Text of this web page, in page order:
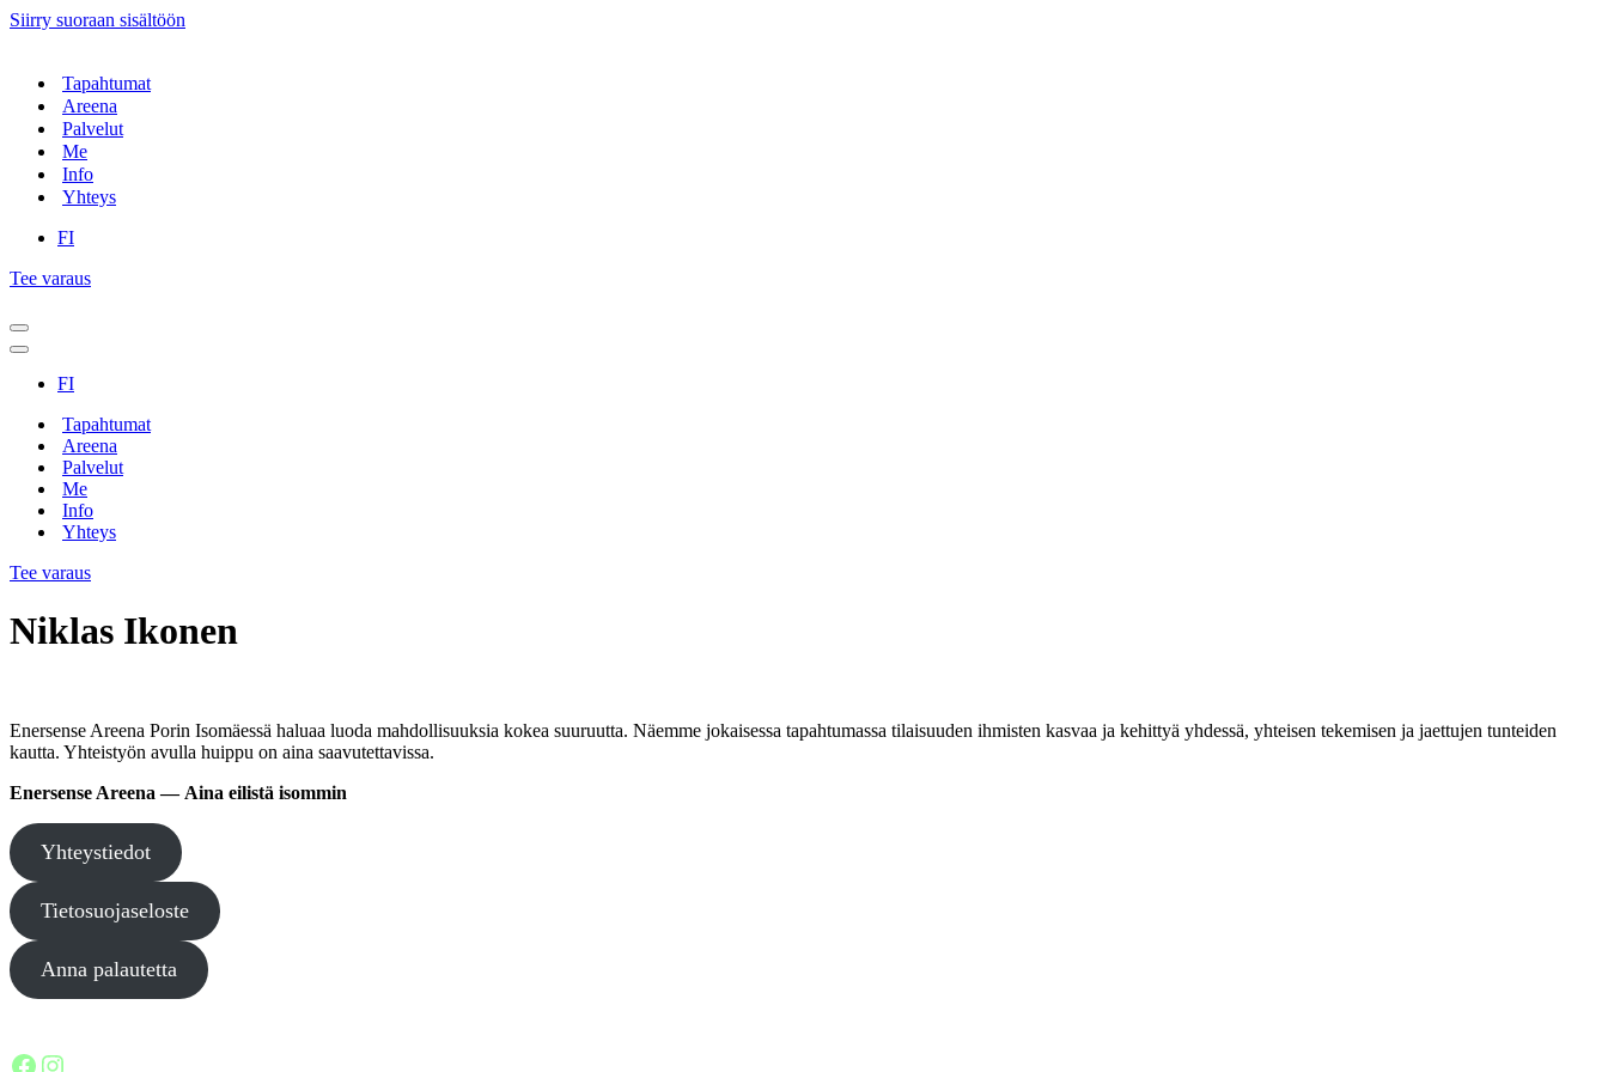
Siirry suoraan sisältöön
Tapahtumat
Areena
Palvelut
Me
Info
Yhteys
FI
Tee varaus
Valikko
Valikko
FI
Tapahtumat
Areena
Palvelut
Me
Info
Yhteys
Tee varaus
Niklas Ikonen
Enersense Areena Porin Isomäessä haluaa luoda mahdollisuuksia kokea suuruutta. Näemme jokaisessa tapahtumassa tilaisuuden ihmisten kasvaa ja kehittyä yhdessä, yhteisen tekemisen ja jaettujen tunteiden
kautta. Yhteistyön avulla huippu on aina saavutettavissa.
Enersense Areena — Aina eilistä isommin
Yhteystiedot
Tietosuojaseloste
Anna palautetta
Facebook
Instagram